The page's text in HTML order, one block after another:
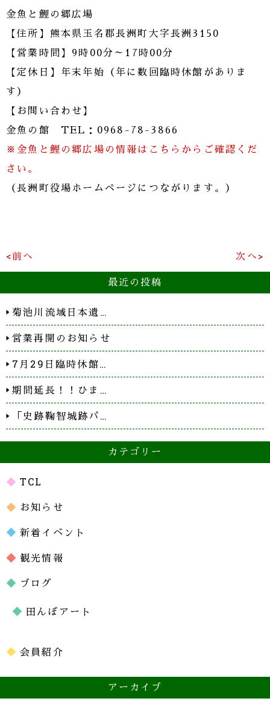
金魚と鯉の郷広場
【住所】熊本県玉名郡長洲町大字長洲3150
【営業時間】9時00分～17時00分
【定休日】年末年始（年に数回臨時休館がありま
す）
【お問い合わせ】
金魚の館 TEL：0968-78-3866
※金魚と鯉の郷広場の情報はこちらからご確認くだ
さい。
（長洲町役場ホームページにつながります。）
<前へ 次へ>
最近の投稿
菊池川流域日本遺…
営業再開のお知らせ
7月29日臨時休館…
期間延長！！ひま…
「史跡鞠智城跡パ…
カテゴリー
TCL
お知らせ
新着イベント
観光情報
ブログ
田んぼアート
会員紹介
アーカイブ